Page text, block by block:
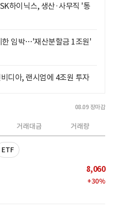
하이닉스, 생산·사무직 '통
한 임박…'재산분할금 1조원'
디아, 랜시엄에 4조원 투자
08.09 장마감
거래대금 거래량
ETF
8,060
+30%